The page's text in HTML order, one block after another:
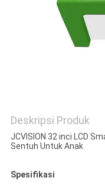
Deskripsi Produk
JCVISION 32 inci LCD
Sentuh Untuk Anak
Spesifikasi